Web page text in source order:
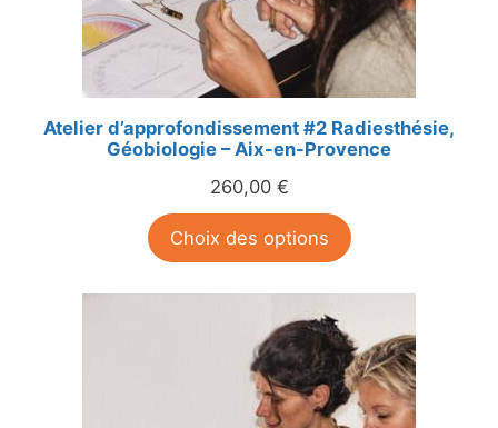
Atelier d’approfondissement #2 Radiesthésie,
Géobiologie – Aix-en-Provence
260,00 €
Choix des options